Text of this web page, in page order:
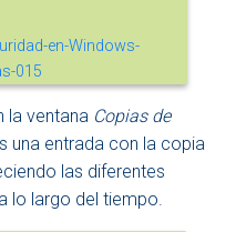
la ventana Copias de
una entrada con la copia
las diferentes
lo largo del tiempo.